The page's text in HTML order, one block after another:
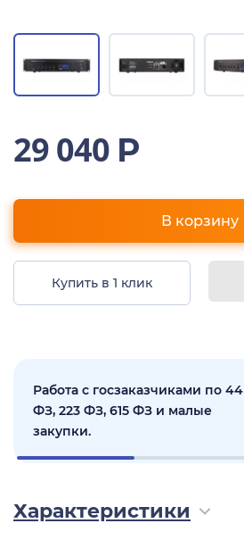
29 040 Р
В корзину
Купить в 1 клик
Работа с госзаказчиками по 44
ФЗ, 223 ФЗ, 615 ФЗ и малые
закупки.
Характеристики